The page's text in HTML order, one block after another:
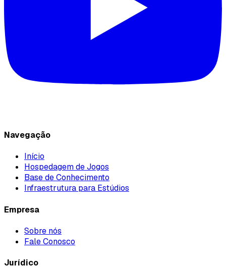
Navegação
Início
Hospedagem de Jogos
Base de Conhecimento
Infraestrutura para Estúdios
Empresa
Sobre nós
Fale Conosco
Jurídico